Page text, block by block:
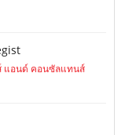
แอนด์ คอนซัลแทนส์